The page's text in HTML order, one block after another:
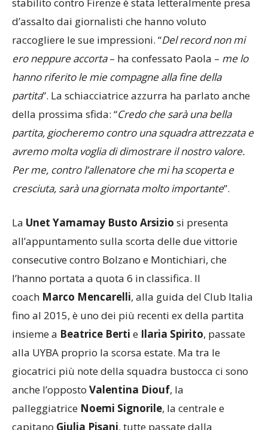
dopo il primato di punti in una singola gara (46)
stabilito contro Firenze è stata letteralmente presa
d’assalto dai giornalisti che hanno voluto
raccogliere le sue impressioni. “ Del record non mi
ero neppure accorta– ha confessato Paola – me lo
hanno riferito le mie compagne alla fine della
partita”. La schiacciatrice azzurra ha parlato anche
della prossima sfida: “Credo che sarà una bella
partita, giocheremo contro una squadra attrezzata e
avremo molta voglia di dimostrare il nostro valore.
cresciuta, sarà una giornata molto importante”.
LaUnet Yamamay Busto Arsiziosi presenta
all’appuntamento sulla scorta delle due vittorie
consecutive contro Bolzano e Montichiari, che
l’hanno portata a quota 6 in classifica. Il
coachMarco Mencarelli , alla guida del Club Italia
fino al 2015, è uno dei più recenti ex della partita
insieme aBeatrice BertieIlaria Spirito, passate
alla UYBA proprio la scorsa estate. Ma tra le
giocatrici più note della squadra bustocca ci sono
anche l’opposto Valentina Diouf, la